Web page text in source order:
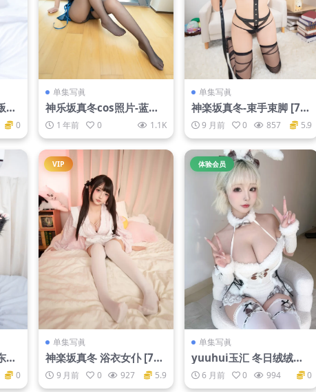
逆
0
单集写眞
神乐坂真冬cos照片-蓝衣
旗袍 [75P2V-235M]
1 年前 0 1.1K
单集写眞
神楽坂真冬-束手束脚 [75
P2V 297M]
9 月前 0 857 5.9
瀛
0
VIP
单集写眞
神楽坂真冬 浴衣女仆 [75
P 25M]
9 月前 0 927 5.9
体验会员
单集写眞
yuuhui玉汇 冬日绒绒兔
[50P 6V]
6 月前 0 994 0